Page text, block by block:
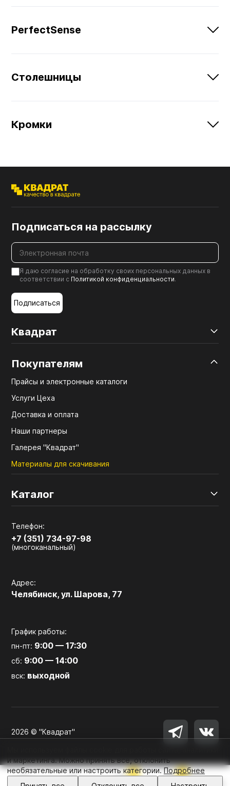
0 0
Войти
PerfectSense
Столешницы
Кромки
Квадрат
Покупателям
Прайсы и электронные каталоги
Услуги Цеха
Доставка и оплата
Наши партнеры
Галерея "Квадрат"
Материалы для скачивания
Каталог
Телефон:
+7 (351) 734-97-98
(многоканальный)
Адрес:
Челябинск, ул. Шарова, 77
График работы:
пн-пт: 9:00 — 17:30
сб: 9:00 — 14:00
вск: выходной
Подписаться на рассылку
Я даю согласие на обработку своих персональных данных в
соответствии с Политикой конфиденциальности.
Подписаться
2026 © "Квадрат"
и маркетинга. Можно принять все, отклонить
необязательные или настроить категории.Подробнее